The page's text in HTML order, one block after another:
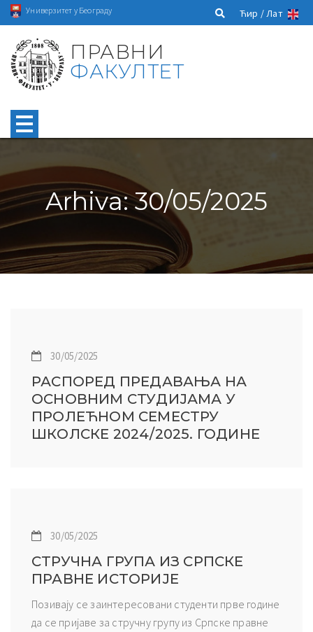
Универзитет у Београду Ћир /Лат
ПРАВНИ
ФАКУЛТЕТ
Arhiva: 30/05/2025
30/05/2025
РАСПОРЕД ПРЕДАВАЊА НА
ОСНОВНИМ СТУДИЈАМА У
ПРОЛЕЋНОМ СЕМЕСТРУ
ШКОЛСКЕ 2024/2025. ГОДИНЕ
30/05/2025
СТРУЧНА ГРУПА ИЗ СРПСКЕ
ПРАВНЕ ИСТОРИЈЕ
Позивају се заинтересовани студенти прве године
да се пријаве за стручну групу из Српске правне